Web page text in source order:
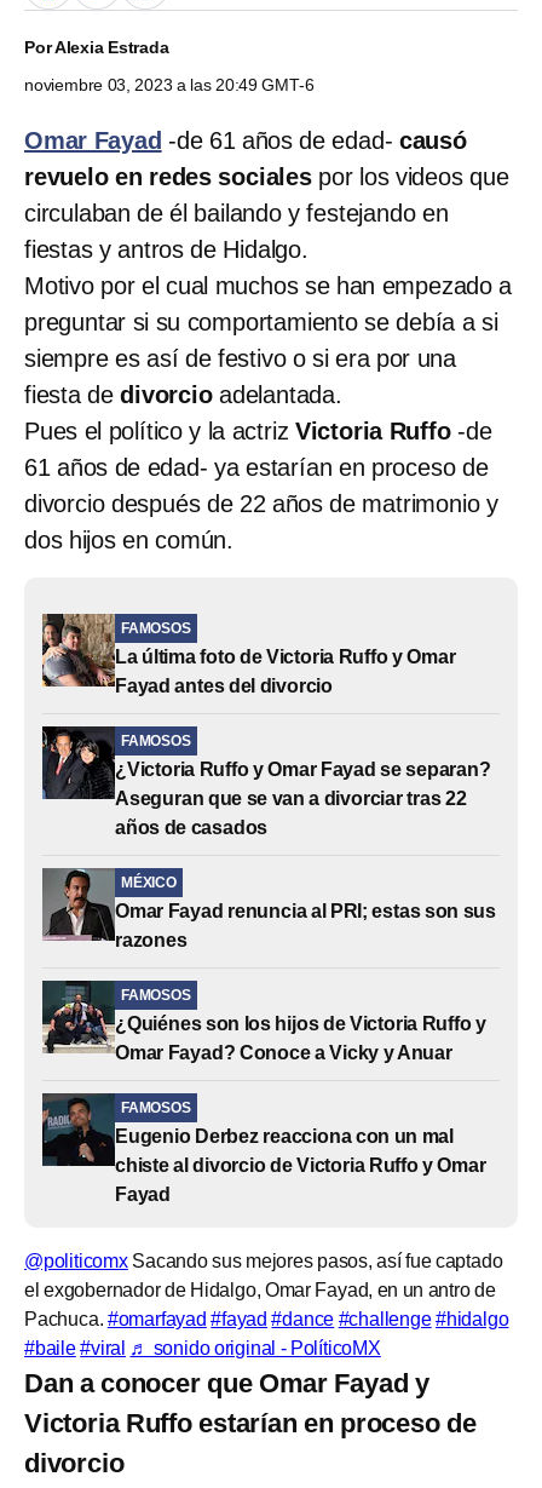
PorAlexia Estrada
noviembre 03, 2023 a las 20:49 GMT-6
Omar Fayad -de 61 años de edad- causó
revuelo en redes socialespor los videos que
circulaban de él bailando y festejando en
fiestas y antros de Hidalgo.
Motivo por el cual muchos se han empezado a
preguntar si su comportamiento se debía a si
siempre es así de festivo o si era por una
fiesta dedivorcioadelantada.
Pues el político y la actriz Victoria Ruffo-de
61 años de edad- ya estarían en proceso de
divorcio después de 22 años de matrimonio y
dos hijos en común.
FAMOSOS
La última foto de Victoria Ruffo y Omar
Fayad antes del divorcio
FAMOSOS
¿Victoria Ruffo y Omar Fayad se separan?
Aseguran que se van a divorciar tras 22
años de casados
MÉXICO
Omar Fayad renuncia al PRI; estas son sus
razones
FAMOSOS
¿Quiénes son los hijos de Victoria Ruffo y
Omar Fayad? Conoce a Vicky y Anuar
FAMOSOS
Eugenio Derbez reacciona con un mal
chiste al divorcio de Victoria Ruffo y Omar
Fayad
@politicomxSacando sus mejores pasos, así fue captado
el exgobernador de Hidalgo, Omar Fayad, en un antro de
Pachuca. #omarfayad #fayad #dance #challenge #hidalgo
#baile #viral ♬ sonido original - PolíticoMX
Dan a conocer que Omar Fayad y
Victoria Ruffo estarían en proceso de
divorcio